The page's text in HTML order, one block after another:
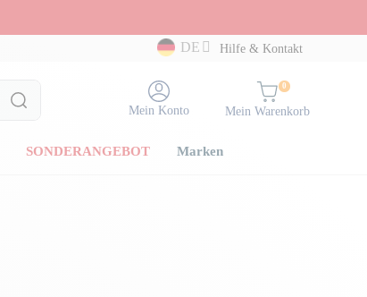
DE
Hilfe & Kontakt
Mein Konto
0
Mein Warenkorb
SONDERANGEBOT Marken